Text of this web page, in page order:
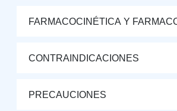
FARMACOCINÉTICA Y
CONTRAINDICACIONES
PRECAUCIONES